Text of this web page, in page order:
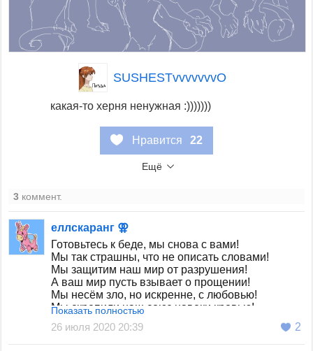
SUSHESTvvvvvvvO
какая-то херня ненужная :)))))))
Нравится 22
Ещё
3 коммент.
еллскаранг ⚢
Готовьтесь к беде, мы снова с вами!
Мы так страшны, что не описать словами!
Мы защитим наш мир от разрушения!
А ваш мир пусть взывает о прощении!
Мы несём зло, но искренне, с любовью!
Мы скрепили наш союз навеки кровью!
- Я Джеймс!
Показать полностью
26 июля 2020 20:39 2